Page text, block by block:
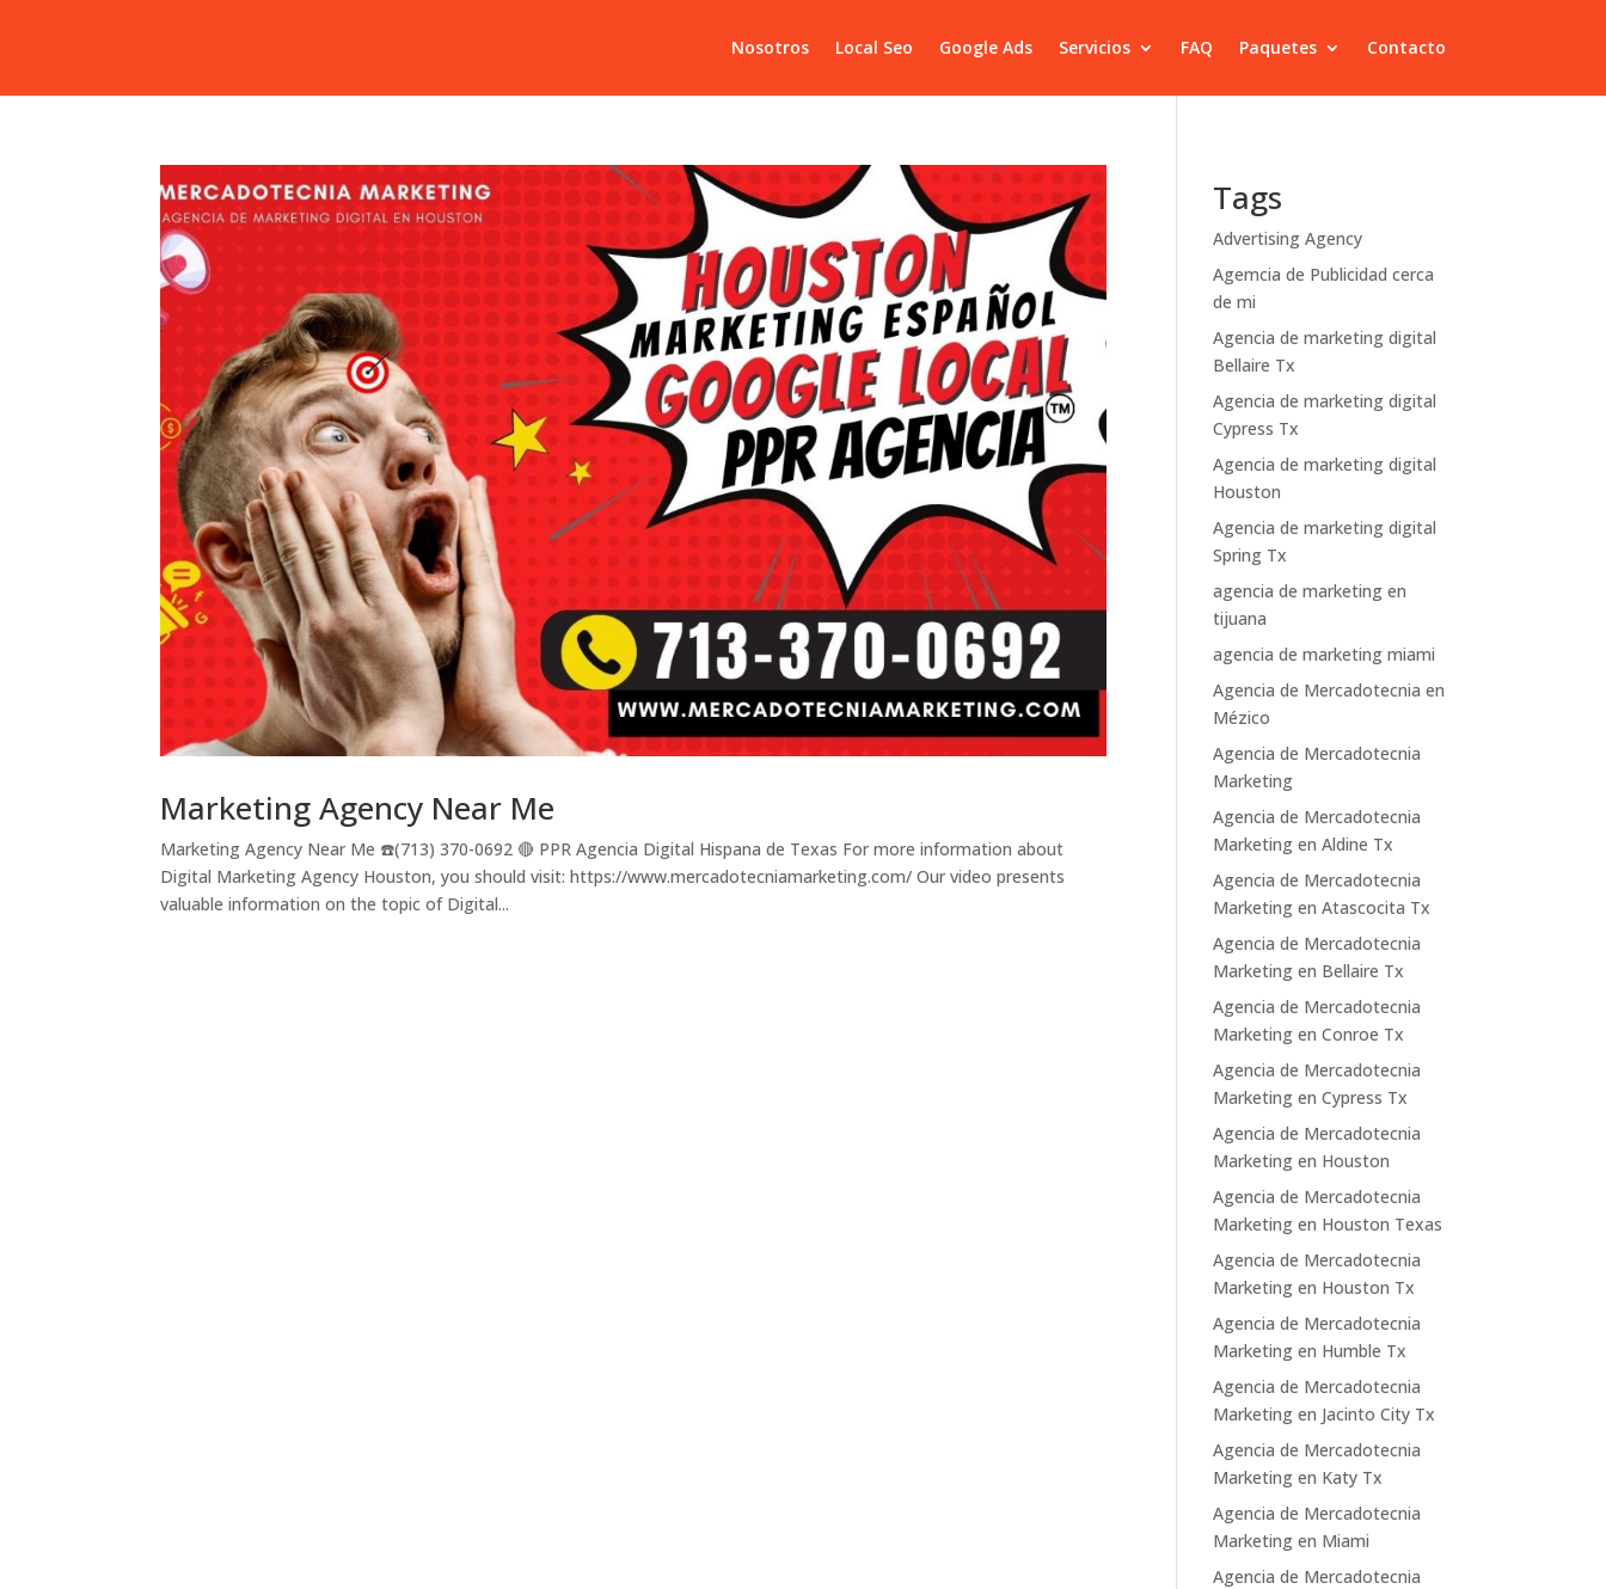
Nosotros Local Seo Google Ads Servicios FAQ Paquetes Contacto
Marketing Agency Near Me
Marketing Agency Near Me ☎️(713) 370-0692 🔴 PPR Agencia Digital Hispana de Texas For more information about
Digital Marketing Agency Houston, you should visit: https://www.mercadotecniamarketing.com/ Our video presents
valuable information on the topic of Digital...
Tags
Advertising Agency
Agemcia de Publicidad cerca
de mi
Agencia de marketing digital
Bellaire Tx
Agencia de marketing digital
Cypress Tx
Agencia de marketing digital
Houston
Agencia de marketing digital
Spring Tx
agencia de marketing en
tijuana
agencia de marketing miami
Agencia de Mercadotecnia en
Mézico
Agencia de Mercadotecnia
Marketing
Agencia de Mercadotecnia
Marketing en Aldine Tx
Agencia de Mercadotecnia
Marketing en Atascocita Tx
Agencia de Mercadotecnia
Marketing en Bellaire Tx
Agencia de Mercadotecnia
Marketing en Conroe Tx
Agencia de Mercadotecnia
Marketing en Cypress Tx
Agencia de Mercadotecnia
Marketing en Houston
Agencia de Mercadotecnia
Marketing en Houston Texas
Agencia de Mercadotecnia
Marketing en Houston Tx
Agencia de Mercadotecnia
Marketing en Humble Tx
Agencia de Mercadotecnia
Marketing en Jacinto City Tx
Agencia de Mercadotecnia
Marketing en Katy Tx
Agencia de Mercadotecnia
Marketing en Miami
Agencia de Mercadotecnia